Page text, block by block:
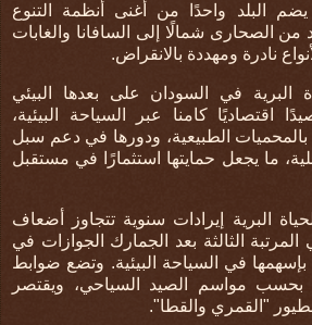
يضم البلد واحدًا من أغنى أنظمة التنوع
من الصحارى شمالًا إلى السافانا والغابات
نادرة ومهددة بالانقراض.
البرية في السودان على بعدها البيئي
كامنا عبر السياحة البيئية،
الطبيعية، ودورها في دعم سبل
ما يجعل حمايتها استثمارًا في مستقبل
البرية إيرادات سنوية تتجاوز أضعاف
المرتبة الثالثة بعد الجمارك الجوازات في
بإسهمها في السياحة البيئية. وتضع ضوابط
مواسم الصيد السياحي، ويقتصر
"القمري والقطا".